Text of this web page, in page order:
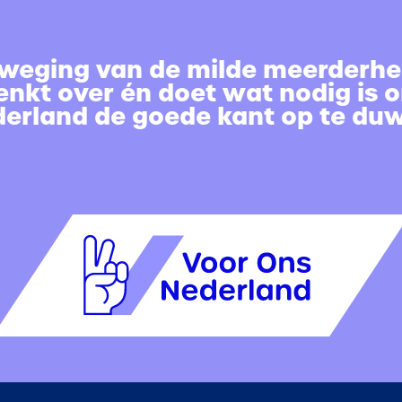
van de milde
over én doet wat nodig is
de goede kant op te